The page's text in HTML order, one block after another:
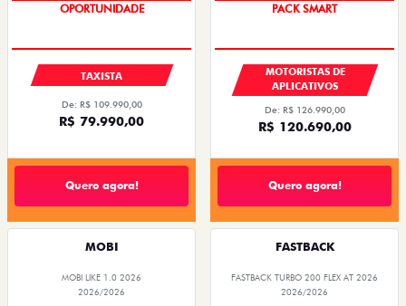
OPORTUNIDADE
TAXISTA
De: R$ 109.990,00
R$ 79.990,00
Quero agora!
PACK SMART
MOTORISTAS DE
APLICATIVOS
De: R$ 126.990,00
R$ 120.690,00
Quero agora!
MOBI
MOBI LIKE 1.0 2026
2026/2026
FASTBACK
FASTBACK TURBO 200 FLEX AT 2026
2026/2026